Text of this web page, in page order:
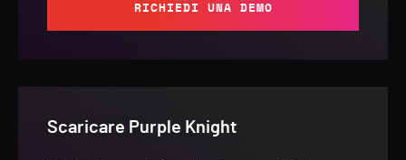
RICHIEDI UNA DEMO
Scaricare Purple Knight